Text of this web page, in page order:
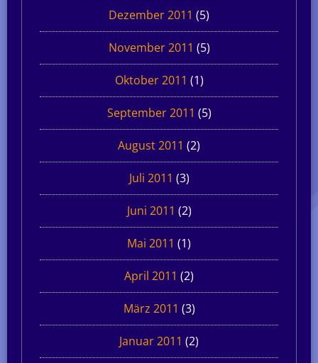
Dezember 2011 (5)
November 2011 (5)
Oktober 2011 (1)
September 2011 (5)
August 2011 (2)
Juli 2011 (3)
Juni 2011 (2)
Mai 2011 (1)
April 2011 (2)
März 2011 (3)
Januar 2011 (2)